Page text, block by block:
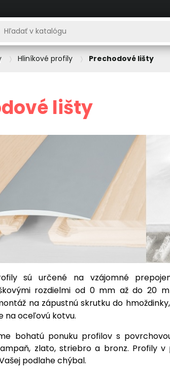
Hliníkové profily Prechodové lišty
lišty
sú určené na vzájomné
rozdielmi od 0 mm až do 20
na zápustnú skrutku do
na oceľovú kotvu.
bohatú ponuku profilov s
zlato, striebro a bronz. Profily
podlahe chýbal.